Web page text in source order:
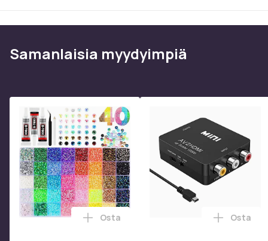
Samanlaisia ​​myydyimpiä
Lisää Ylellinen strassisarja - 32 000
Osta Lisää
Osta